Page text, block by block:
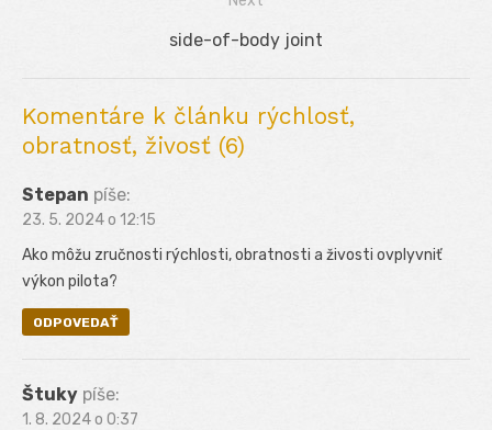
Next
side-of-body joint
Komentáre k článku rýchlosť,
obratnosť, živosť (6)
Stepan píše:
23. 5. 2024 o 12:15
Ako môžu zručnosti rýchlosti, obratnosti a živosti ovplyvniť
výkon pilota?
ODPOVEDAŤ
Štuky píše:
1. 8. 2024 o 0:37